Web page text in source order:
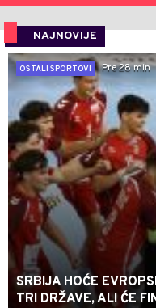
NAJNOVIJE
OSTALI SPORTOVI
Pre 28 min
SRBIJA HOĆE
TRI DRŽAVE, ALI ĆE